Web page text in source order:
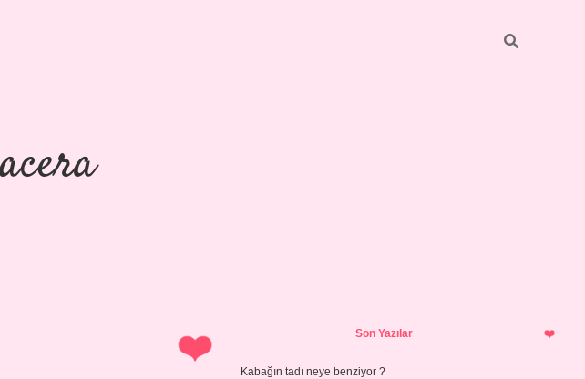
SidebarSon Yazılar
Kabağın tadı neye benziyor ?